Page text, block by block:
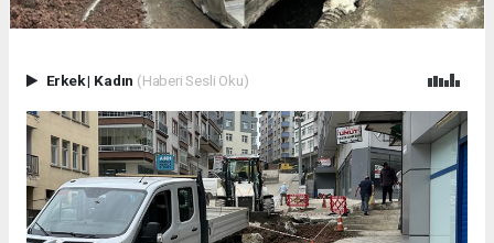
Erkek| Kadın (Haberi Sesli Oku)